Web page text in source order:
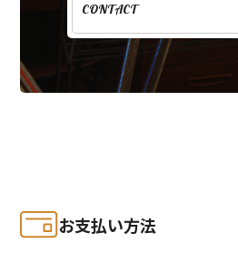
CONTACT
お支払い方法